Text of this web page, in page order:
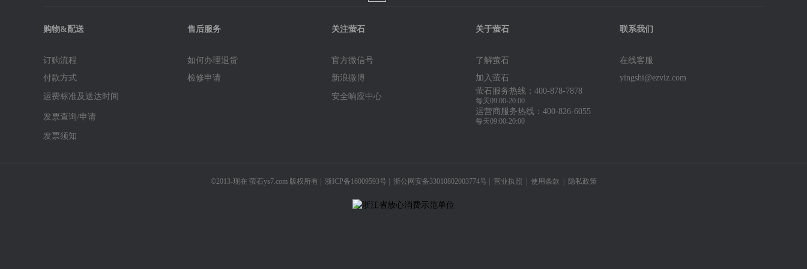
购物&配送 售后服务 关注萤石 关于萤石 联系我们
订购流程 如何办理退货 官方微信号 了解萤石
在线客服
付款方式
检修申请 新浪微博 加入萤石 yingshi@ezviz.com
运费标准及送达时间 安全响应中心
萤石服务热线：400-878-7878
每天09:00-20:00
运营商服务热线：400-826-6055
每天09:00-20:00
发票查询/申请
发票须知
©2013-现在 萤石ys7.com 版权所有 | 浙ICP备16009593号| 浙公网安备33010802003774号| 营业执照 使用条款 隐私政策